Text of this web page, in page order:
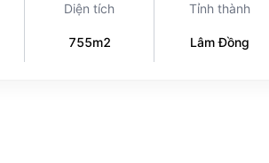
Diện tích
755m2
Tỉnh thành
Lâm Đồng